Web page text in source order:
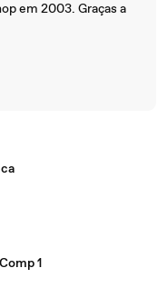
em 2003. Graças a
1